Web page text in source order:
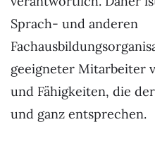
Sprach- und anderen
geeigneter Mitarbeiter
und Fähigkeiten, die
und ganz entsprechen.